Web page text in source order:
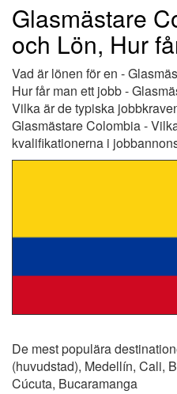
Glasmästare
och Lön, Hur
Vad är lönen för en -
Hur får man ett jobb -
Vilka är de typiska
Glasmästare Colombia -
kvalifikationerna i
De mest populära
(huvudstad), Medellín, Cali,
Cúcuta, Bucaramanga